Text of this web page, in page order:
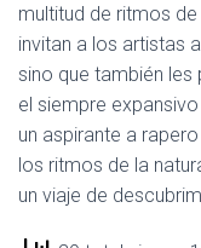
multitud de ritmos
invitan a los artistas
sino que también les
el siempre
un aspirante a
los ritmos de la
un viaje de